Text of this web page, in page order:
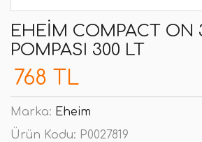
EHEIM COMPACT ON
POMPASI 300 LT
768 TL
Marka: Eheim
Ürün Kodu: P0027819